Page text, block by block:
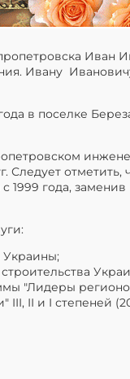
Иван
Ивану
в поселке
Следует отметить,
1999 года, заменив
Украины;
"Лидеры
II и I степеней